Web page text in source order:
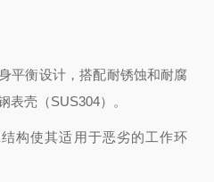
平衡设计，搭配耐锈蚀和耐腐
表壳（SUS304）。
构使其适用于恶劣的工作环